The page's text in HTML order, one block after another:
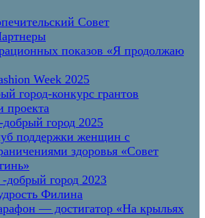
Совет
показов «Я продолжаю
Week 2025
город-конкурс грантов
проекта
город 2025
поддержки женщин с
здоровья «Совет
добрый город 2023
Филина
— достигатор «На крыльях